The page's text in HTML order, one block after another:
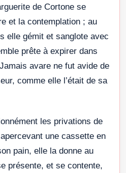
de Cortone se
et la contemplation ; au
elle gémit et sanglote avec
prête à expirer dans
avare ne fut avide de
comme elle l’était de sa
les privations de
une cassette en
pain, elle la donne au
présente, et se contente,